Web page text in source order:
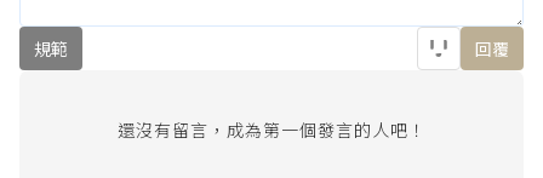
規範 回覆
還沒有留言，成為第一個發言的人吧！